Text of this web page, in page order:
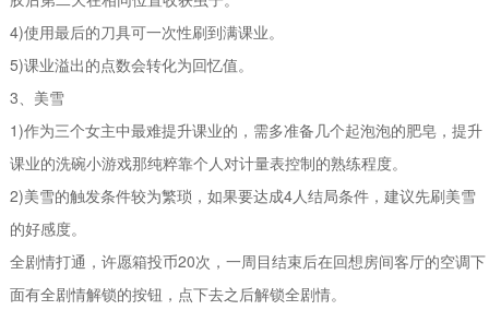
4)使用最后的刀具可一次性刷到满课业。
5)课业溢出的点数会转化为回忆值。
3、美雪
1)作为三个女主中最难提升课业的，需多准备几个起泡泡的肥皂，提升
课业的洗碗小游戏那纯粹靠个人对计量表控制的熟练程度。
2)美雪的触发条件较为繁琐，如果要达成4人结局条件，建议先刷美雪
的好感度。
全剧情打通，许愿箱投币20次，一周目结束后在回想房间客厅的空调下
面有全剧情解锁的按钮，点下去之后解锁全剧情。